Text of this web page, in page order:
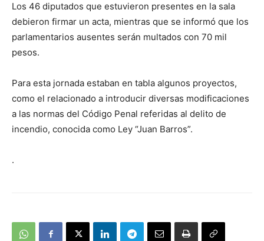
Los 46 diputados que estuvieron presentes en la sala
debieron firmar un acta, mientras que se informó que los
parlamentarios ausentes serán multados con 70 mil
pesos.
Para esta jornada estaban en tabla algunos proyectos,
como el relacionado a introducir diversas modificaciones
a las normas del Código Penal referidas al delito de
incendio, conocida como Ley “Juan Barros”.
.